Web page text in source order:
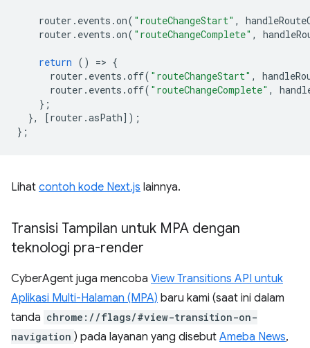
router . events .on( "routeChangeStart" ,
router . events .on( "routeChangeComplete" ,
return () => {
router . events .off( "routeChangeStart" ,
router . events .off( "routeChangeComplete" ,
};
},
[router .asPath]);
};
Lihat contoh kode Next.js lainnya.
Transisi Tampilan untuk MPA dengan
teknologi pra-render
CyberAgent juga mencoba View Transitions API untuk
Aplikasi Multi-Halaman (MPA) baru kami (saat ini dalam
tanda chrome://flags/#view-transition-on-
navigation ) pada layanan yang disebut Ameba News,